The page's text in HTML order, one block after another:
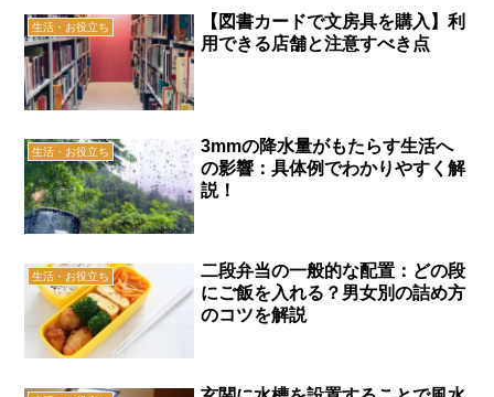
生活・お役立ち
【図書カードで文房具を購入】利
用できる店舗と注意すべき点
生活・お役立ち
3mmの降水量がもたらす生活へ
の影響：具体例でわかりやすく解
説！
生活・お役立ち
二段弁当の一般的な配置：どの段
にご飯を入れる？男女別の詰め方
のコツを解説